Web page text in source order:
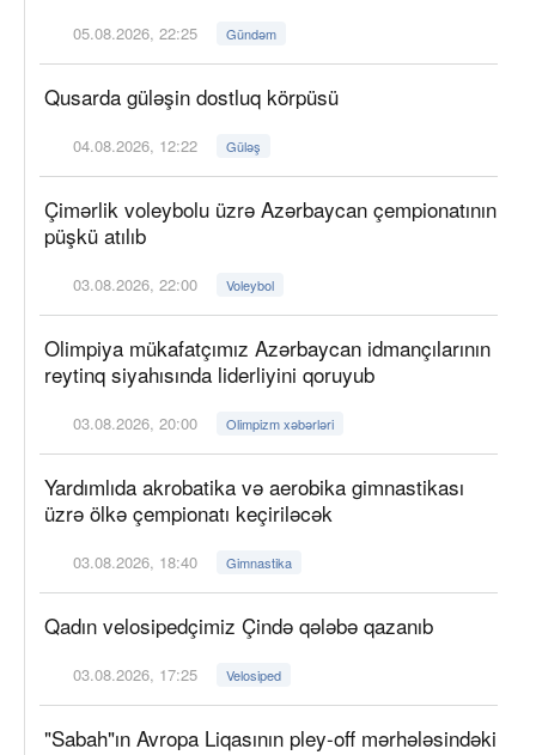
05.08.2026, 22:25 Gündəm
Qusarda güləşin dostluq körpüsü
04.08.2026, 12:22 Güləş
Çimərlik voleybolu üzrə Azərbaycan çempionatının
püşkü atılıb
03.08.2026, 22:00 Voleybol
Olimpiya mükafatçımız Azərbaycan idmançılarının
reytinq siyahısında liderliyini qoruyub
03.08.2026, 20:00 Olimpizm xəbərləri
Yardımlıda akrobatika və aerobika gimnastikası
üzrə ölkə çempionatı keçiriləcək
03.08.2026, 18:40 Gimnastika
Qadın velosipedçimiz Çində qələbə qazanıb
03.08.2026, 17:25 Velosiped
"Sabah"ın Avropa Liqasının pley-off mərhələsindəki